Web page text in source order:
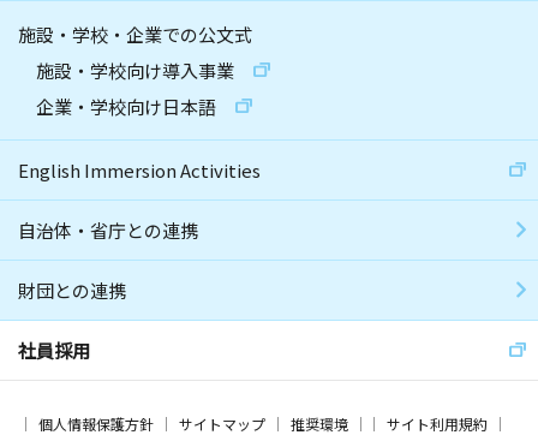
施設・学校・企業での公文式
施設・学校向け導入事業
企業・学校向け日本語
English Immersion Activities
自治体・省庁との連携
財団との連携
社員採用
個人情報保護方針 サイトマップ 推奨環境 サイト利用規約